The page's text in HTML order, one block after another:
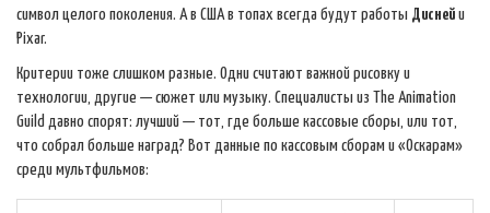
символ целого поколения. А в США в топах всегда будут работы Дисней и
Pixar.
Критерии тоже слишком разные. Одни считают важной рисовку и
технологии, другие — сюжет или музыку. Специалисты из The Animation
Guild давно спорят: лучший — тот, где больше кассовые сборы, или тот,
что собрал больше наград? Вот данные по кассовым сборам и «Оскарам»
среди мультфильмов: